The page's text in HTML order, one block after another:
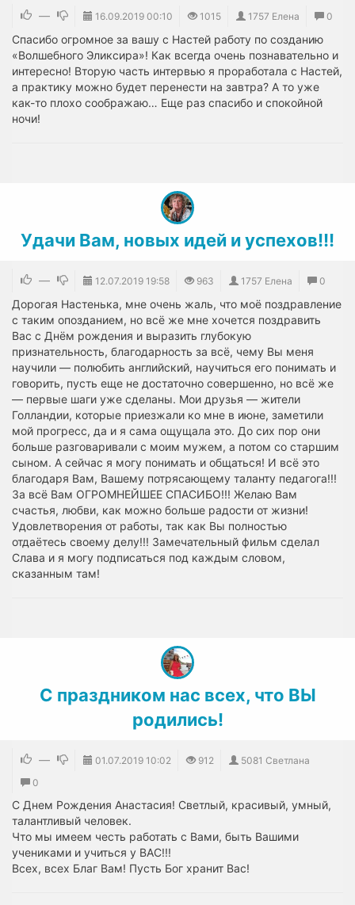
— 16.09.2019 00:10 1015 1757 Елена 0
Спасибо огромное за вашу с Настей работу по созданию
«Волшебного Эликсира»! Как всегда очень познавательно и
интересно! Вторую часть интервью я проработала с Настей,
а практику можно будет перенести на завтра? А то уже
как-то плохо соображаю… Еще раз спасибо и спокойной
ночи!
Удачи Вам, новых идей и успехов!!!
— 12.07.2019 19:58 963 1757 Елена 0
Дорогая Настенька, мне очень жаль, что моё поздравление
с таким опозданием, но всё же мне хочется поздравить
Вас с Днём рождения и выразить глубокую
признательность, благодарность за всё, чему Вы меня
научили — полюбить английский, научиться его понимать и
говорить, пусть еще не достаточно совершенно, но всё же
— первые шаги уже сделаны. Мои друзья — жители
Голландии, которые приезжали ко мне в июне, заметили
мой прогресс, да и я сама ощущала это. До сих пор они
больше разговаривали с моим мужем, а потом со старшим
сыном. А сейчас я могу понимать и общаться! И всё это
благодаря Вам, Вашему потрясающему таланту педагога!!!
За всё Вам ОГРОМНЕЙШЕЕ СПАСИБО!!! Желаю Вам
счастья, любви, как можно больше радости от жизни!
Удовлетворения от работы, так как Вы полностью
отдаётесь своему делу!!! Замечательный фильм сделал
Слава и я могу подписаться под каждым словом,
сказанным там!
С праздником нас всех, что ВЫ
родились!
— 01.07.2019 10:02 912
5081 Светлана
0
С Днем Рождения Анастасия! Светлый, красивый, умный,
талантливый человек.
Что мы имеем честь работать с Вами, быть Вашими
учениками и учиться у ВАС!!!
Всех, всех Благ Вам! Пусть Бог хранит Вас!